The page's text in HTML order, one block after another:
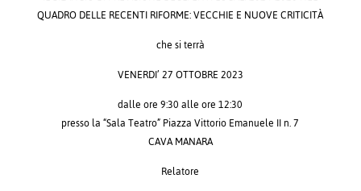
QUADRO DELLE RECENTI RIFORME: VECCHIE E NUOVE CRITICITÀ
che si terrà
VENERDI’ 27 OTTOBRE 2023
dalle ore 9:30 alle ore 12:30
presso la “Sala Teatro” Piazza Vittorio Emanuele II n. 7
CAVA MANARA
Relatore